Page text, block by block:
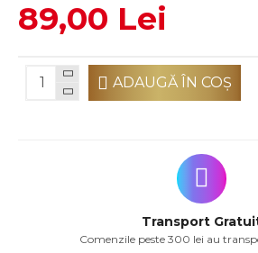
89,00 Lei
ADAUGĂ ÎN COŞ
Transport
Comenzile peste 300 lei au